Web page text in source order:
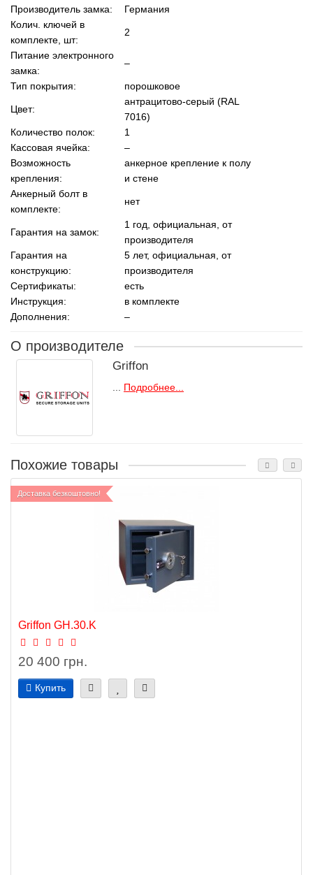
Производитель замка:
Германия
Колич. ключей в
комплекте, шт:
2
Питание электронного
замка:
–
Тип покрытия: порошковое
Цвет:
антрацитово-серый (RAL
7016)
Количество полок:
1
Кассовая ячейка:
–
Возможность
крепления:
анкерное крепление к полу
и стене
Анкерный болт в
комплекте:
нет
Гарантия на замок:
1 год, официальная, от
производителя
Гарантия на
конструкцию:
5 лет, официальная, от
производителя
Сертификаты:
есть
Инструкция:
в комплекте
Дополнения:
–
О производителе
Griffon
Подробнее...
Похожие товары
Доставка безкоштовно!
Griffon GH.30.K
20 400 грн.
Купить